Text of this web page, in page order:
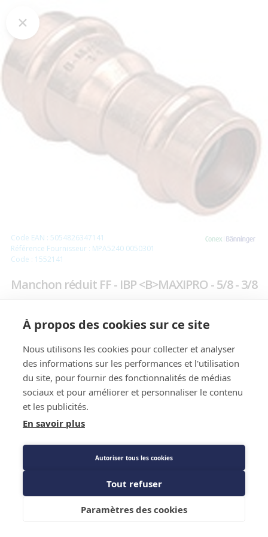
Code EAN : 5054826347141
Référence Fournisseur : MPA5240 0050301
Code : 1552141
Manchon réduit FF - IBP <B>MAXIPRO - 5/8 - 3/8
Prix public
83,77 €TTC/SACHET
Caractéristiques techniques
Caractéristiques techniques
Ajouter au panier
À propos des cookies sur ce site
Nous utilisons les cookies pour collecter et analyser
des informations sur les performances et l'utilisation
du site, pour fournir des fonctionnalités de médias
sociaux et pour améliorer et personnaliser le contenu
et les publicités.
En savoir plus
Autoriser tous les cookies
Tout refuser
Paramètres des cookies